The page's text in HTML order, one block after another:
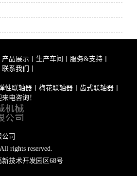
产品展示 生产车间 服务&支持
联系我们
性联轴器 梅花联轴器 齿式联轴器
来电咨询！
司
rights reserved.
技术开发园区68号